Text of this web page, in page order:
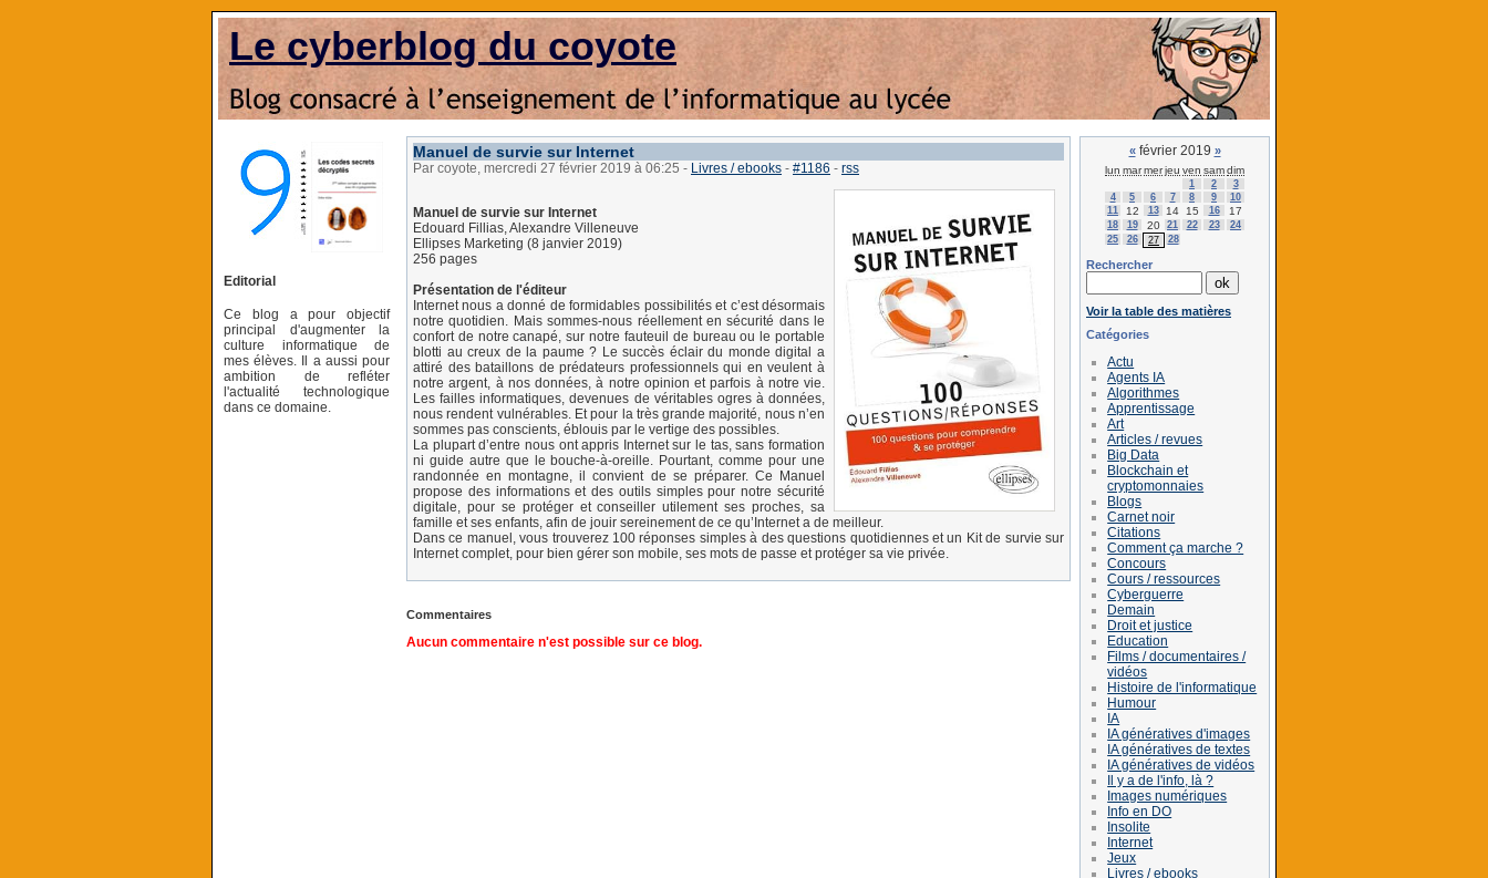
Le cyberblog du coyote
Editorial
Ce blog a pour objectif
principal d'augmenter la
culture informatique de
mes élèves. Il a aussi pour
ambition de refléter
l'actualité technologique
dans ce domaine.
Manuel de survie sur Internet
Par coyote, mercredi 27 février 2019 à 06:25 - Livres / ebooks - #1186 - rss
Manuel de survie sur Internet
Edouard Fillias, Alexandre Villeneuve
Ellipses Marketing (8 janvier 2019)
256 pages
Présentation de l'éditeur
Internet nous a donné de formidables possibilités et c’est désormais
notre quotidien. Mais sommes-nous réellement en sécurité dans le
confort de notre canapé, sur notre fauteuil de bureau ou le portable
blotti au creux de la paume ? Le succès éclair du monde digital a
attiré des bataillons de prédateurs professionnels qui en veulent à
notre argent, à nos données, à notre opinion et parfois à notre vie.
Les failles informatiques, devenues de véritables ogres à données,
nous rendent vulnérables. Et pour la très grande majorité, nous n’en
sommes pas conscients, éblouis par le vertige des possibles.
La plupart d’entre nous ont appris Internet sur le tas, sans formation
ni guide autre que le bouche-à-oreille. Pourtant, comme pour une
randonnée en montagne, il convient de se préparer. Ce Manuel
propose des informations et des outils simples pour notre sécurité
digitale, pour se protéger et conseiller utilement ses proches, sa
famille et ses enfants, afin de jouir sereinement de ce qu’Internet a de meilleur.
Dans ce manuel, vous trouverez 100 réponses simples à des questions quotidiennes et un Kit de survie sur
Internet complet, pour bien gérer son mobile, ses mots de passe et protéger sa vie privée.
Commentaires
Aucun commentaire n'est possible sur ce blog.
«février 2019 »
lun marmerjeu ven samdim
1 2
3
4
5 6 7 8 9
10
11
12 13 14 15 16 17
18 19 20 21 22 23
24
25
26 27 28
Rechercher
Voir la table des matières
Catégories
Actu
Agents IA
Algorithmes
Apprentissage
Art
Articles / revues
Big Data
Blockchain et
cryptomonnaies
Blogs
Carnet noir
Citations
Comment ça marche ?
Concours
Cours / ressources
Cyberguerre
Demain
Droit et justice
Education
Films / documentaires /
vidéos
Histoire de l'informatique
Humour
IA
IA génératives d'images
IA génératives de textes
IA génératives de vidéos
Il y a de l'info, là ?
Images numériques
Info en DO
Insolite
Internet
Jeux
Livres / ebooks